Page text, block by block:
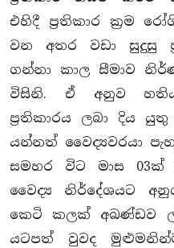
එහිදී ප්‍රතිකාර ක්‍රම
වන අතර වඩා සුදුසු
ගන්නා කාල සීමාව
විසිනි. ඒ අනුව
ප්‍රතිකාරය ලබා දිය
යන්නත් වෛද්‍යවරයා
සමහර විට මාස
වෛද්‍ය නිර්දේශයට
කෙටි කලක් අඛණ්ඩව
යටපත් වුවද